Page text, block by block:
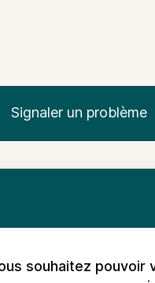
Signaler un problème
souhaitez pouvoir